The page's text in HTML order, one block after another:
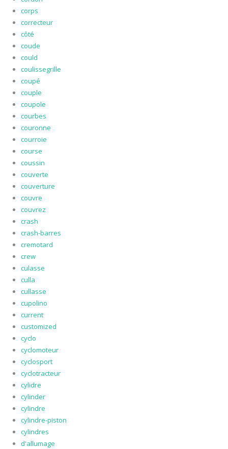
corps
correcteur
côté
coude
could
coulissegrille
coupé
couple
coupole
courbes
couronne
courroie
course
coussin
couverte
couverture
couvre
couvrez
crash
crash-barres
cremotard
crew
culasse
culla
cullasse
cupolino
current
customized
cyclo
cyclomoteur
cyclosport
cyclotracteur
cylidre
cylinder
cylindre
cylindre-piston
cylindres
d'allumage